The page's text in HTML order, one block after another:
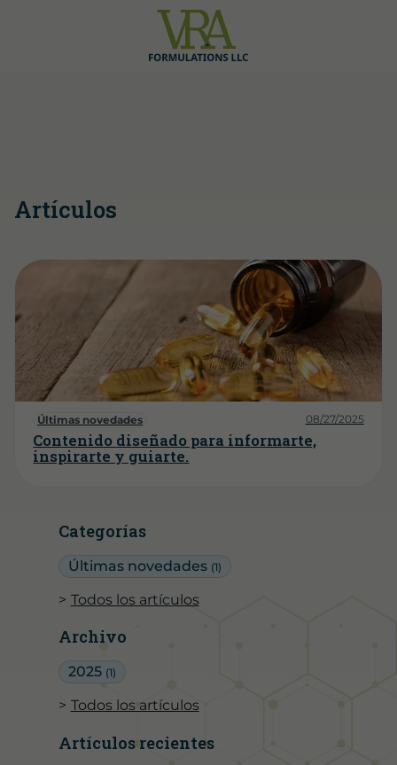
Categorías
Últimas novedades (1)
Todos los artículos
Archivo
2025 (1)
Todos los artículos
Artículos recientes
Artículos
Últimas novedades 08/27/2025
Contenido diseñado para informarte,
inspirarte y guiarte.